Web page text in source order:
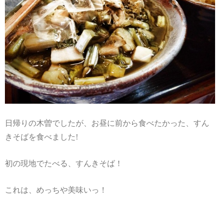
日帰りの木曽でしたが、お昼に前から食べたかった、すん
きそばを食べました!
初の現地でたべる、すんきそば！
これは、めっちや美味いっ！